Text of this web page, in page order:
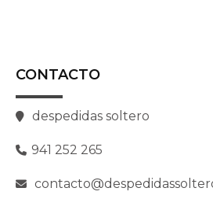
CONTACTO
despedidas soltero
941 252 265